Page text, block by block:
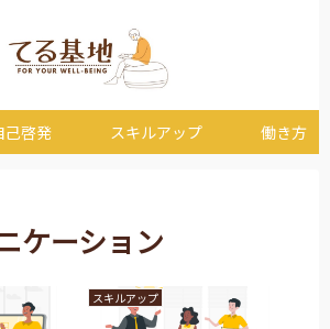
己啓発 スキルアップ 働き方
ケーション
スキルアップ